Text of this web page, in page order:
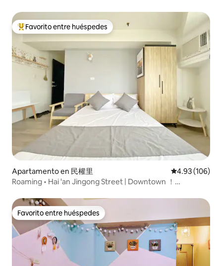
Favorito entre huéspedes preferido
Favorito entre huéspedes
Apartamento en 民權里 Calificación
4.93 (106)
Roaming • Hai 'an Jingong Street | Downtown ！
Favorito entre huéspedes
Favorito entre huéspedes